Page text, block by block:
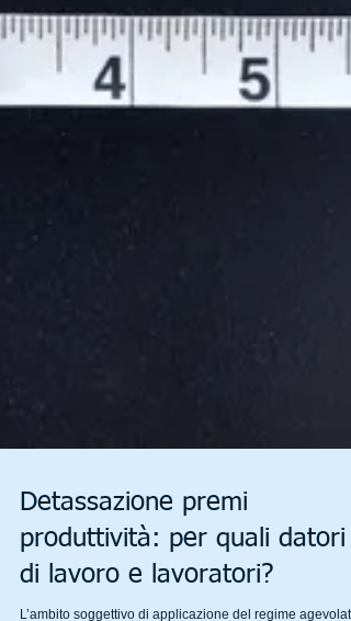
Detassazione premi
produttività: per quali datori